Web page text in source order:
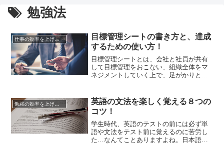
勉強法
仕事の効率を上げる方法
目標管理シートの書き方と、達成
するための使い方！
目標管理シートとは、会社と社員が共有
して目標管理をおこない、組織全体をマ
ネジメントしていく上で、足がかりとな
務をこなすことで忙しくしている立場
で、急に目標管理と言われても、そうス
ラスラと作成できるわけではありません
よね。かといって、目標管理シートに...
勉強の効率を上げる方法
英語の文法を楽しく覚える８つの
コツ！
学生時代、英語のテストの前には必ず単
語や文法をテスト前に覚えるのに苦労し
た…なんてことありますよね。日本語で